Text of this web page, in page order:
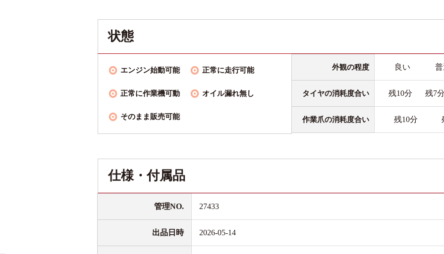
状態
エンジン始動可能 正常に走行可能
正常に作業機可動 オイル漏れ無し
そのまま販売可能
外観の程度 良い
タイヤの消耗度合い 残10分 残7
作業爪の消耗度合い 残10分
仕様・付属品
管理NO. 27433
出品日時 2026-05-14